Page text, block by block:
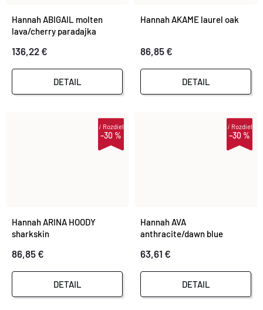
K
T
O
K
T
O
V
Hannah ABIGAIL molten
lava/cherry paradajka
136,22 €
DETAIL
Hannah AKAME laurel oak
86,85 €
DETAIL
–30 %
iRozdiel
Hannah ARINA HOODY
sharkskin
86,85 €
DETAIL
–30 %
iRozdiel
Hannah AVA
anthracite/dawn blue
63,61 €
DETAIL